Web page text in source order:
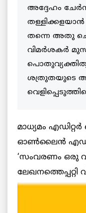
അദ്ദേഹം
തന്നെ അതു
വിമര്‍ശകര്‍
ശത്രുതയുടെ
മാധ്യമം
ഓണ്‍ലൈന്‍
‘സംവരണം ഒരു